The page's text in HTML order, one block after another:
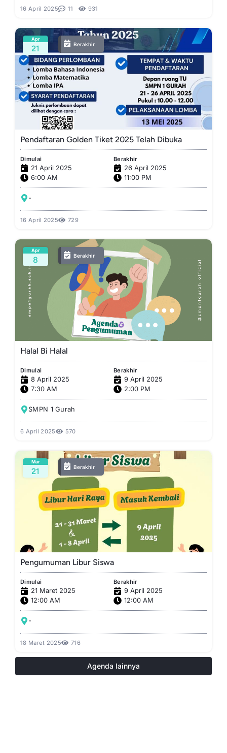
16 April 2025 11 931
Pendaftaran Golden Tiket 2025 Telah Dibuka
Dimulai
21 April 2025
6:00 AM
Berakhir
26 April 2025
11:00 PM
-
16 April 2025 729
Apr
21 Berakhir
Halal Bi Halal
Dimulai
8 April 2025
7:30 AM
Berakhir
9 April 2025
2:00 PM
SMPN 1 Gurah
6 April 2025 570
Apr
8 Berakhir
Pengumuman Libur Siswa
Dimulai
21 Maret 2025
12:00 AM
Berakhir
9 April 2025
12:00 AM
-
18 Maret 2025 716
Mar
21 Berakhir
Agenda lainnya